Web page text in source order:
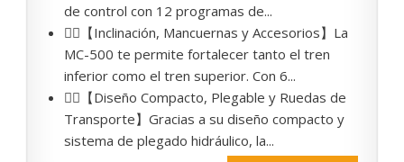
de control con 12 programas de...
🏃‍♂️【Inclinación, Mancuernas y Accesorios】La
MC-500 te permite fortalecer tanto el tren
inferior como el tren superior. Con 6...
🏃‍♂️【Diseño Compacto, Plegable y Ruedas de
Transporte】Gracias a su diseño compacto y
sistema de plegado hidráulico, la...